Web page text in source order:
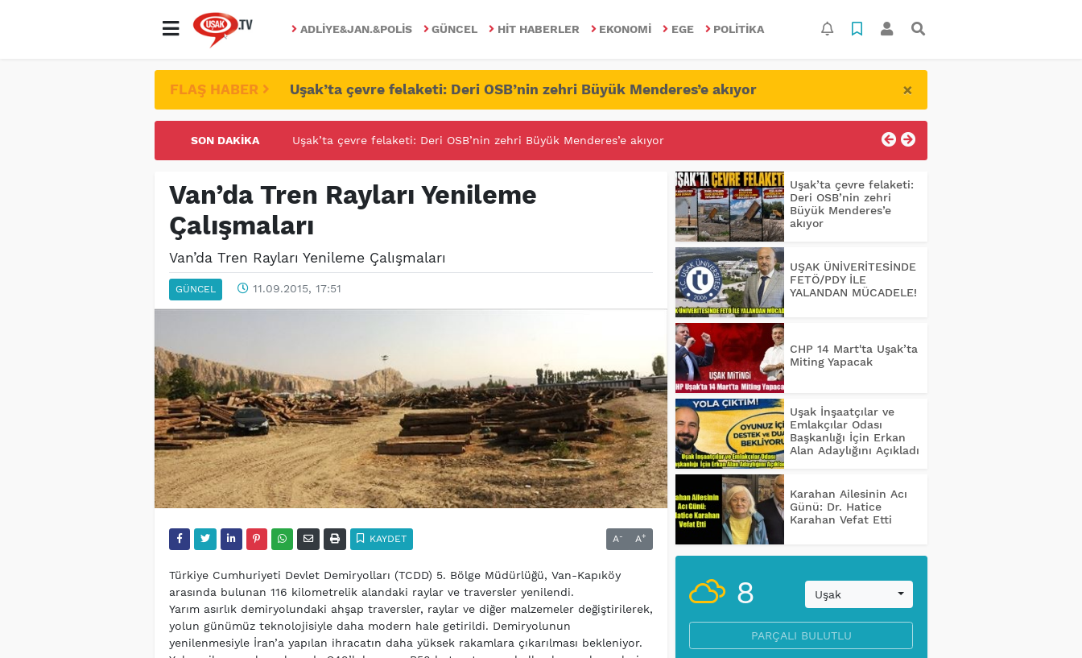
ADLIYE&JAN.&POLIS GÜNCEL HIT HABERLER EKONOMI EGE POLITIKA
FLAŞ HABER Uşak’ta çevre felaketi: Deri OSB’nin zehri Büyük Menderes’e akıyor ×
SON DAKIKA UŞAK ÜNİVERİTESİNDE FETÖ/PDY İLE YALANDAN MÜCADELE!
Van’da Tren Rayları Yenileme
Çalışmaları
Van’da Tren Rayları Yenileme Çalışmaları
GÜNCEL 11.09.2015, 17:51
KAYDET A- A+
Türkiye Cumhuriyeti Devlet Demiryolları (TCDD) 5. Bölge Müdürlüğü, Van-Kapıköy
arasında bulunan 116 kilometrelik alandaki raylar ve traversler yenilendi.
Yarım asırlık demiryolundaki ahşap traversler, raylar ve diğer malzemeler değiştirilerek,
yolun günümüz teknolojisiyle daha modern hale getirildi. Demiryolunun
yenilenmesiyle İran’a yapılan ihracatın daha yüksek rakamlara çıkarılması bekleniyor.
Uşak’ta çevre felaketi:
Deri OSB’nin zehri
Büyük Menderes’e
akıyor
UŞAK ÜNİVERİTESİNDE
FETÖ/PDY İLE
YALANDAN MÜCADELE!
CHP 14 Mart'ta Uşak’ta
Miting Yapacak
Uşak İnşaatçılar ve
Emlakçılar Odası
Başkanlığı İçin Erkan
Alan Adaylığını Açıkladı
Karahan Ailesinin Acı
Günü: Dr. Hatice
Karahan Vefat Etti
8 Uşak
PARÇALI BULUTLU